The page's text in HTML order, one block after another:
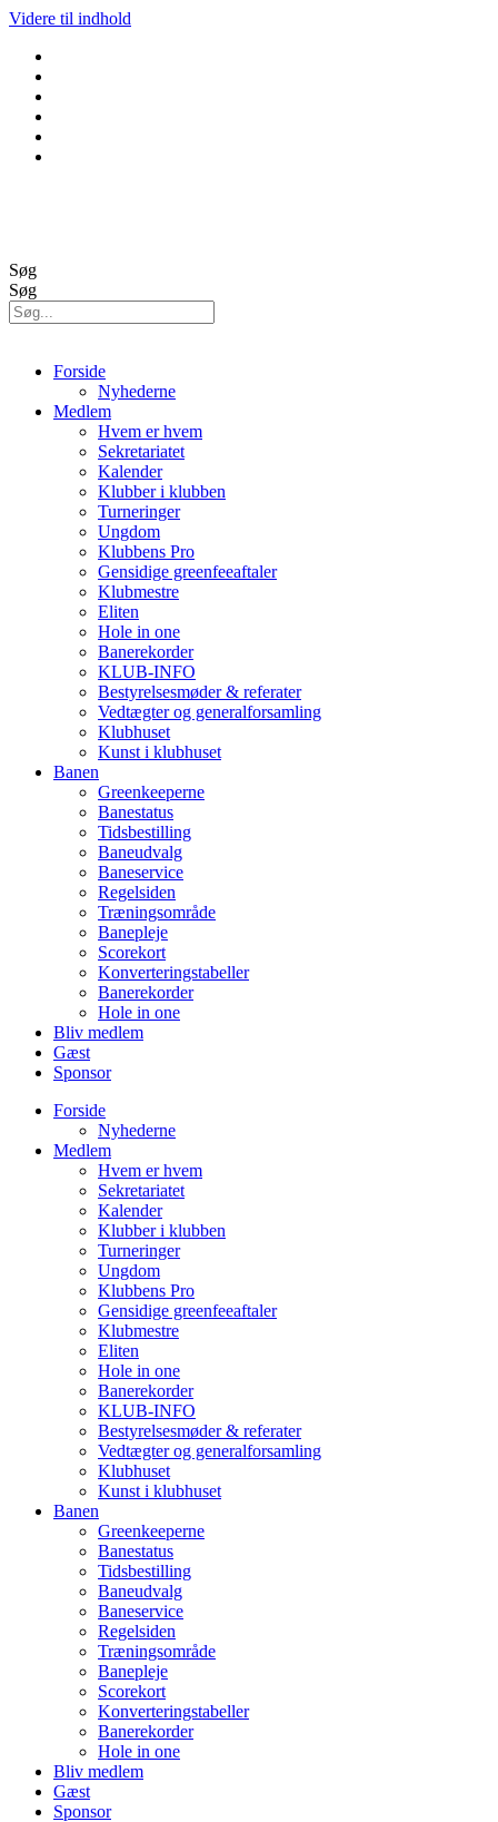
Videre til indhold
Søg
Søg
Forside
Nyhederne
Medlem
Hvem er hvem
Sekretariatet
Kalender
Klubber i klubben
Turneringer
Ungdom
Klubbens Pro
Gensidige greenfeeaftaler
Klubmestre
Eliten
Hole in one
Banerekorder
KLUB-INFO
Bestyrelsesmøder & referater
Vedtægter og generalforsamling
Klubhuset
Kunst i klubhuset
Banen
Greenkeeperne
Banestatus
Tidsbestilling
Baneudvalg
Baneservice
Regelsiden
Træningsområde
Banepleje
Scorekort
Konverteringstabeller
Banerekorder
Hole in one
Bliv medlem
Gæst
Sponsor
Forside
Nyhederne
Medlem
Hvem er hvem
Sekretariatet
Kalender
Klubber i klubben
Turneringer
Ungdom
Klubbens Pro
Gensidige greenfeeaftaler
Klubmestre
Eliten
Hole in one
Banerekorder
KLUB-INFO
Bestyrelsesmøder & referater
Vedtægter og generalforsamling
Klubhuset
Kunst i klubhuset
Banen
Greenkeeperne
Banestatus
Tidsbestilling
Baneudvalg
Baneservice
Regelsiden
Træningsområde
Banepleje
Scorekort
Konverteringstabeller
Banerekorder
Hole in one
Bliv medlem
Gæst
Sponsor